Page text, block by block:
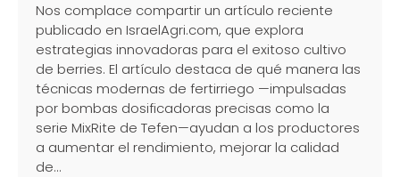
Nos complace compartir un artículo reciente
publicado en IsraelAgri.com, que explora
estrategias innovadoras para el exitoso cultivo
de berries. El artículo destaca de qué manera las
técnicas modernas de fertirriego —impulsadas
por bombas dosificadoras precisas como la
serie MixRite de Tefen—ayudan a los productores
a aumentar el rendimiento, mejorar la calidad
de...